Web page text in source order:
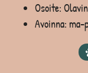
Osoite:
Avoinna: